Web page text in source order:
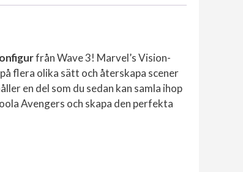
från Wave 3! Marvel’s Vision-
flera olika sätt och återskapa scener
en del som du sedan kan samla ihop
Avengers och skapa den perfekta